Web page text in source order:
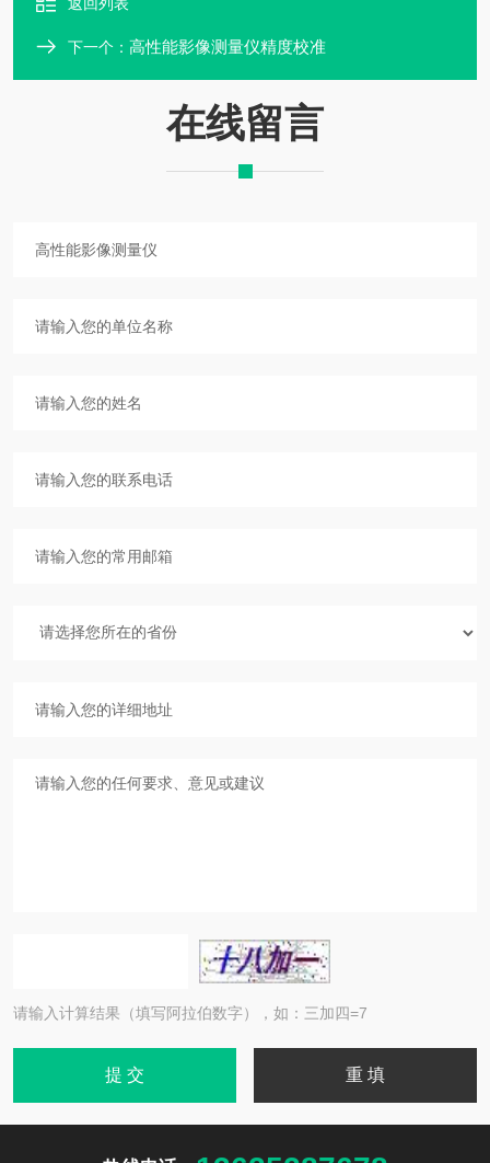
下一个： 高性能影像测量仪精度校准
在线留言
请输入计算结果（填写阿拉伯数字），如：三加四=7